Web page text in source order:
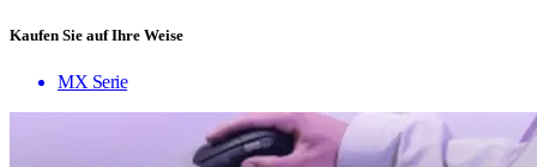
Kaufen Sie auf Ihre Weise
MX Serie